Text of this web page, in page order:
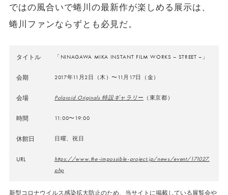
ではの風合いで蜷川の最新作が楽しめる展示は、
蜷川ファンならずとも必見だ。
タイトル 「NINAGAWA MIKA INSTANT FILM WORKS – STREET –」
会期 2017年11月2日（木）〜11月17日（金）
会場 Polaroid Originals 特設ギャラリー （東京都）
時間 11:00〜19:00
休館日 日曜、祝日
URL
https://www.the-impossible-project.jp/news/event/171027.
php
新型コロナウイルス感染拡大防止のため、当サイトに掲載している展覧会や